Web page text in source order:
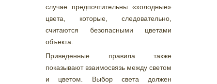
случае предпочтительны «холодные»
цвета, которые, следовательно,
считаются безопасными цветами
объекта.
Приведенные правила также
показывают взаимосвязь между светом
и цветом. Выбор света должен